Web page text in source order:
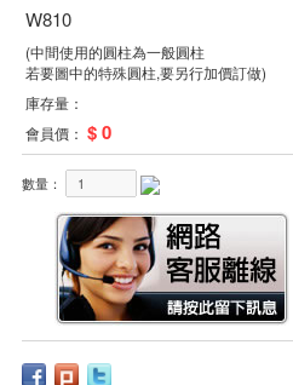
W810
(中間使用的圓柱為一般圓柱
若要圖中的特殊圓柱,要另行加價訂做)
庫存量：
會員價： $ 0
數量：